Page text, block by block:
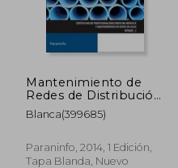
45%
dcto. $ 18.34
Mantenimiento de
Redes de Distribución
de Agua y
Saneamiento
Blanca(399685)
Paraninfo, 2014, 1 Edición,
Tapa Blanda, Nuevo